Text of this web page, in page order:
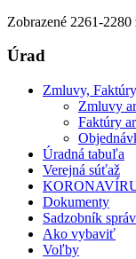
Zobrazené 2261-2280
Úrad
Zmluvy,
Zmluvy
Faktúry
Úradná tabuľa
Verejná súťaž
Dokumenty
Sadzobník
Ako vybaviť
Voľby